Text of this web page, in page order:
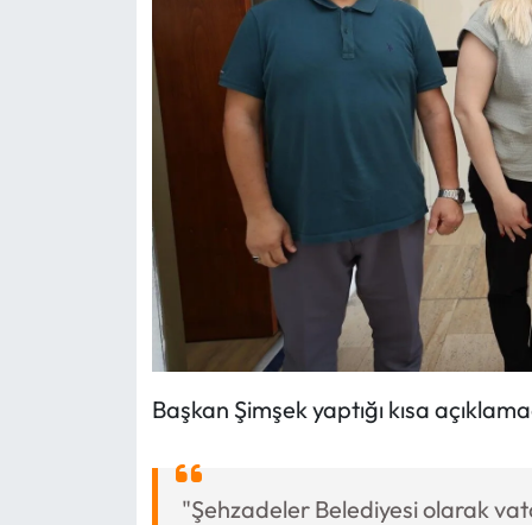
Başkan Şimşek yaptığı kısa
"Şehzadeler Belediyesi olarak